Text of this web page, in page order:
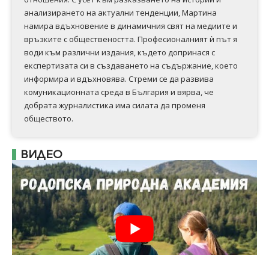
анализирането на актуални тенденции, Мартина
намира вдъхновение в динамичния свят на медиите и
връзките с обществеността. Професионалният ѝ път я
води към различни издания, където допринася с
експертизата си в създаването на съдържание, което
информира и вдъхновява. Стреми се да развива
комуникационната среда в България и вярва, че
добрата журналистика има силата да променя
обществото.
ВИДЕО